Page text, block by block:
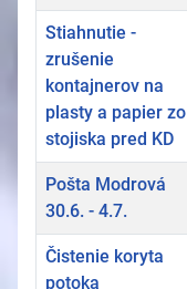
Stiahnutie -
zrušenie
kontajnerov na
plasty a papier zo
stojiska pred KD
Pošta Modrová
30.6. - 4.7.
Čistenie koryta
potoka